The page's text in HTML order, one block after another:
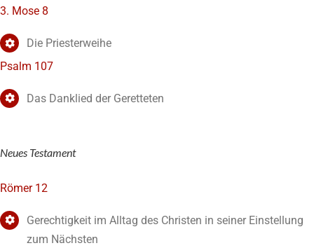
3. Mose 8
Die Priesterweihe
Psalm 107
Das Danklied der Geretteten
Neues Testament
Römer 12
Gerechtigkeit im Alltag des Christen in seiner Einstellung
zum Nächsten